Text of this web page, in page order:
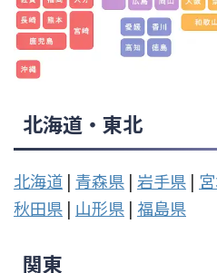
北海道・東北
北海道 | 青森県 | 岩手県 |
秋田県 | 山形県 | 福島県
関東